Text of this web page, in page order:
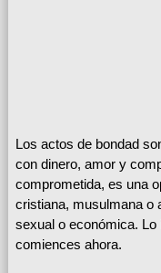
Los actos de bondad
con dinero, amor y
comprometida, es una
cristiana, musulmana o
sexual o económica.
comiences ahora.